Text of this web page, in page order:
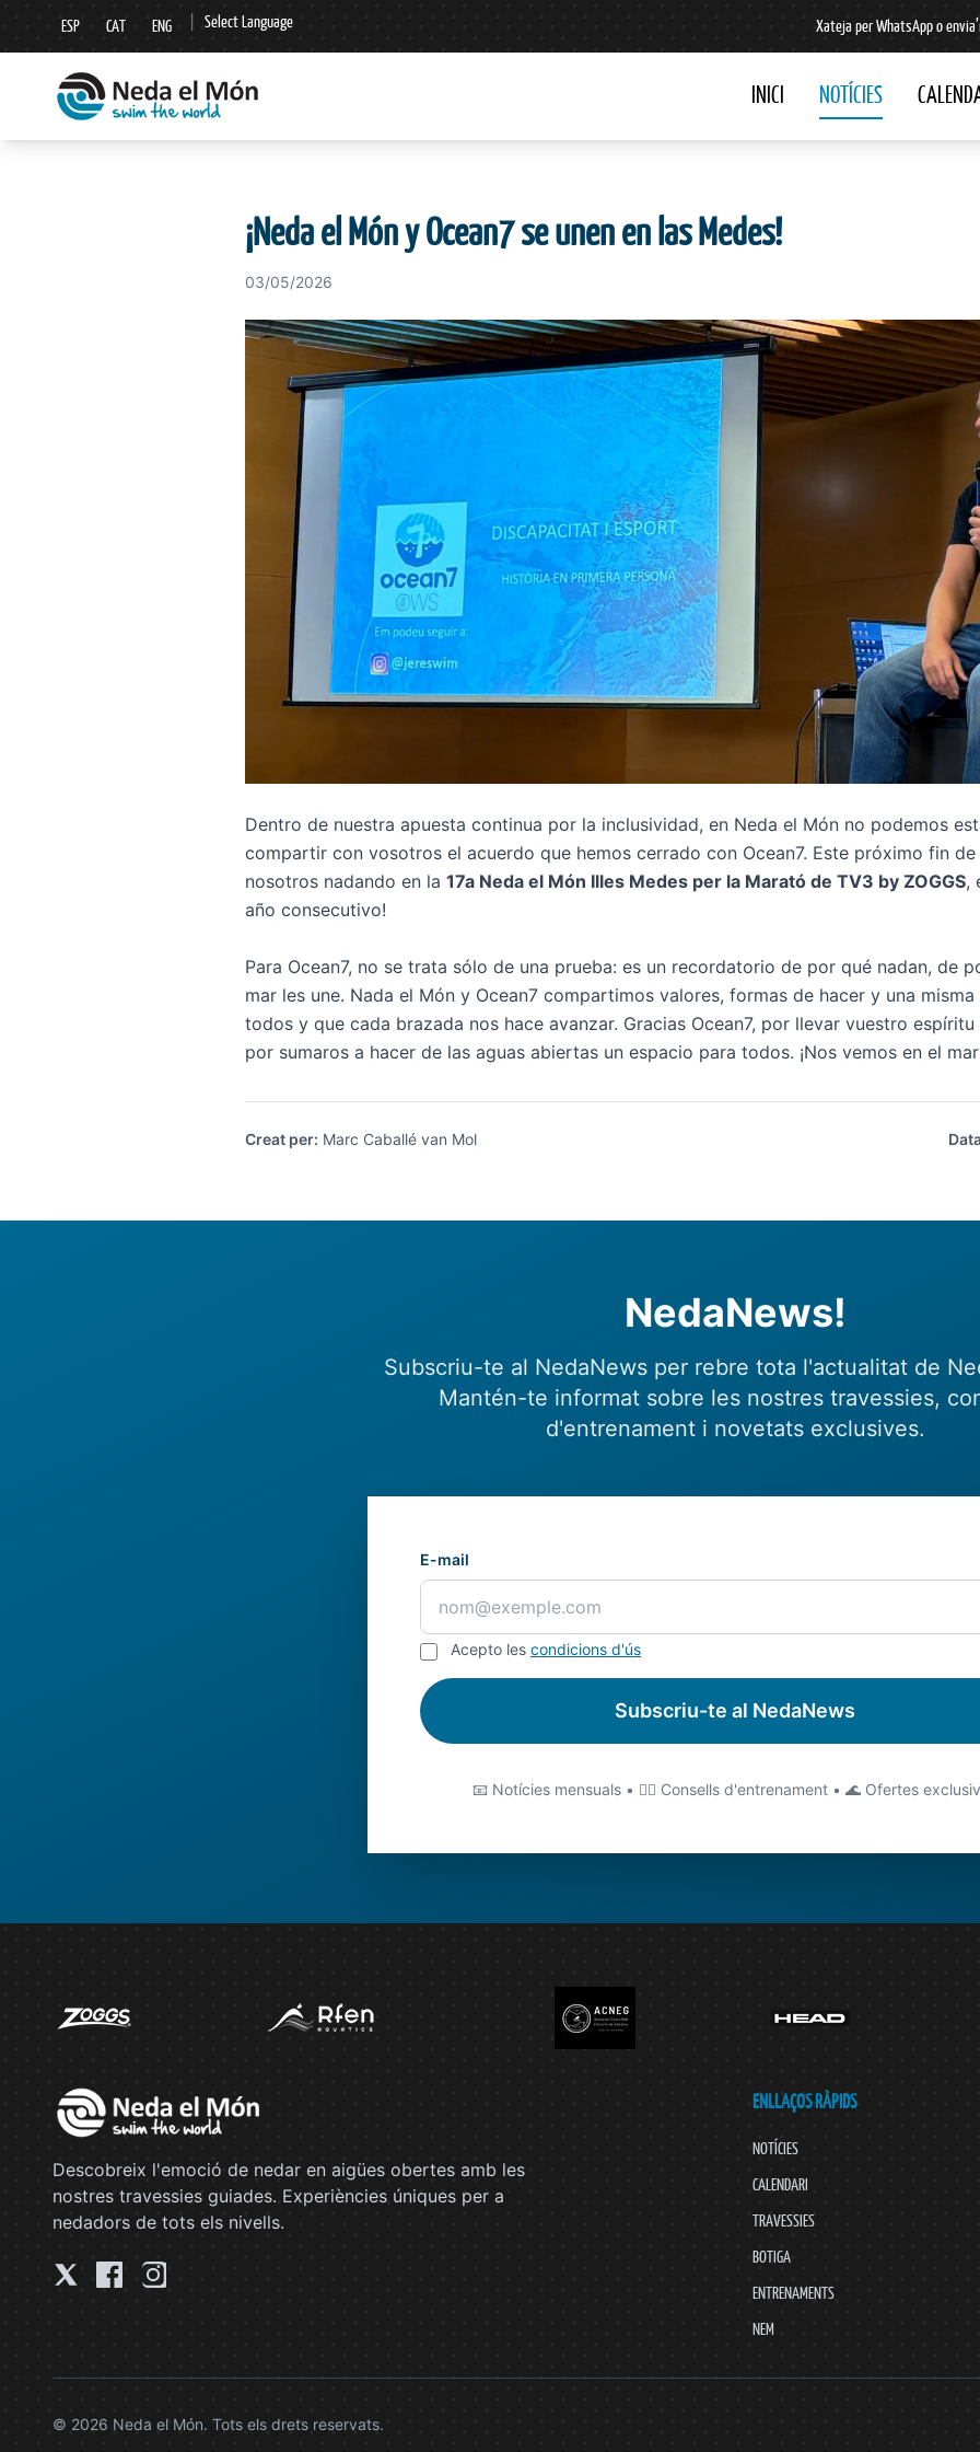
ESP CAT ENG Select Language
▼
Xateja per WhatsApp o
INICI NOTÍCIES
¡Neda el Món y Ocean7 se unen en las Medes!
03/05/2026
Dentro de nuestra apuesta continua por la inclusividad, en Neda el Món no podemos
compartir con vosotros el acuerdo que hemos cerrado con Ocean7. Este próximo fin de
nosotros nadando en la 17a Neda el Món Illes Medes per la Marató de TV3 by ZOGGS,
año consecutivo!
Para Ocean7, no se trata sólo de una prueba: es un recordatorio de por qué nadan, de
mar les une. Nada el Món y Ocean7 compartimos valores, formas de hacer y una
todos y que cada brazada nos hace avanzar. Gracias Ocean7, por llevar vuestro
por sumaros a hacer de las aguas abiertas un espacio para todos. ¡Nos vemos en el
Creat per: Marc Caballé van Mol
NedaNews!
Subscriu-te al NedaNews per rebre tota l'actualitat de
Mantén-te informat sobre les nostres travessies,
d'entrenament i novetats exclusives.
E-mail
Acepto les condicions d'ús
Subscriu-te al NedaNews
📧 Notícies mensuals • 🏊‍♂️ Consells d'entrenament • 🌊 Ofertes
Descobreix l'emoció de nedar en aigües obertes amb les
nostres travessies guiades. Experiències úniques per a
nedadors de tots els nivells.
ENLLAÇOS RÀPIDS
NOTÍCIES
CALENDARI
TRAVESSIES
BOTIGA
ENTRENAMENTS
NEM
© 2026 Neda el Món. Tots els drets reservats.